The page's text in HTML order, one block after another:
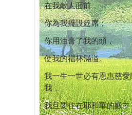
在我敵人面前，
你為我擺設筵席；
你用油膏了我的頭，
使我的福杯滿溢。
我一生一世必有恩惠慈愛
我，
我且要住在耶和華的殿中